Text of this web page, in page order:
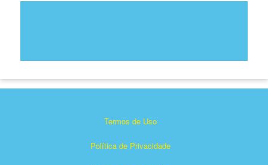
Termos de Uso
Política de Privacidade